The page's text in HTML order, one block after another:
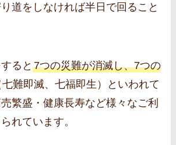
道をしなければ半日で回ること
ると7つの災難が消滅し、7つの
七難即滅、七福即生）といわれて
繁盛・健康長寿など様々なご利
れています。